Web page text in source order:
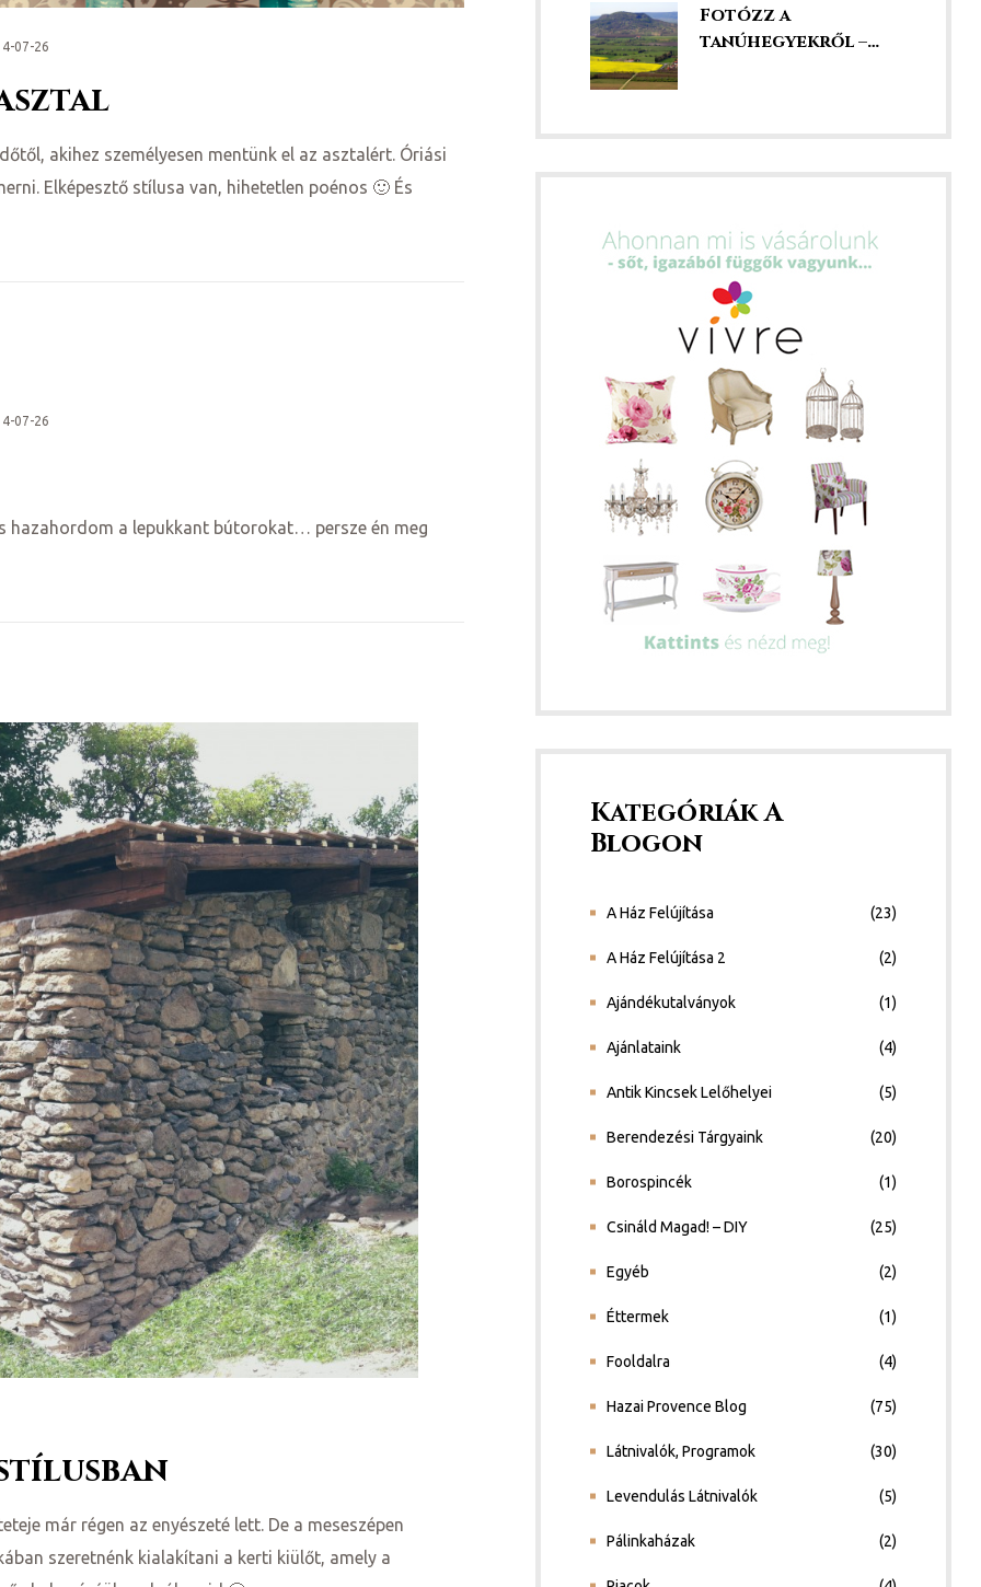
07-26
akihez személyesen mentünk el az asztalért. Óriási
Elképesztő stílusa van, hihetetlen poénos 🙂 És
07-26
hazahordom a lepukkant bútorokat… persze én meg
már régen az enyészeté lett. De a meseszépen
szeretnénk kialakítani a kerti kiülőt, amely a
Fotózz a
tanúhegyekről –
Kategóriák A
Blogon
A Ház Felújítása (23)
A Ház Felújítása 2 (2)
Ajándékutalványok (1)
Ajánlataink (4)
Antik Kincsek Lelőhelyei (5)
Berendezési Tárgyaink (20)
Borospincék (1)
Csináld Magad! – DIY (25)
Egyéb (2)
Éttermek (1)
Fooldalra (4)
Hazai Provence Blog (75)
Látnivalók, Programok (30)
Levendulás Látnivalók (5)
Pálinkaházak (2)